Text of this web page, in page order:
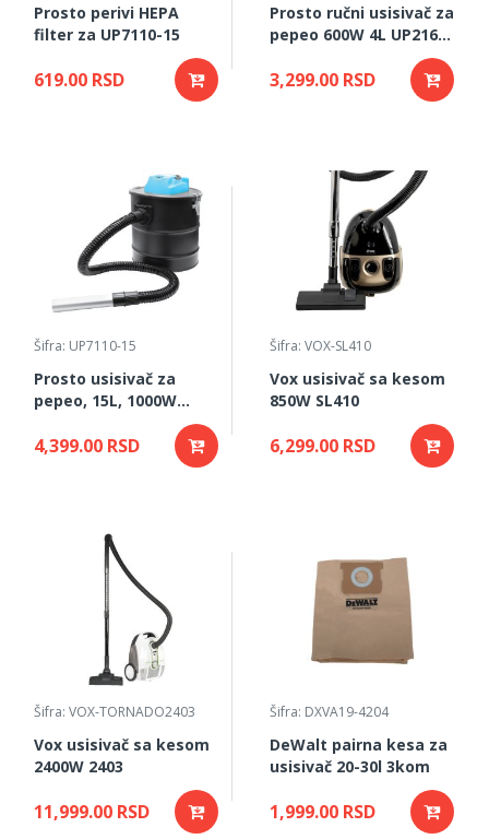
Prosto perivi HEPA
filter za UP7110-15
619.00 RSD
Prosto ručni usisivač za
pepeo 600W 4L UP2160-
3,299.00 RSD
Šifra: UP7110-15
Prosto usisivač za
pepeo, 15L, 1000W
4,399.00 RSD
Šifra: VOX-SL410
Vox usisivač sa kesom
850W SL410
6,299.00 RSD
Šifra: VOX-TORNADO2403
Vox usisivač sa kesom
2400W 2403
11,999.00 RSD
Šifra: DXVA19-4204
DeWalt pairna kesa za
usisivač 20-30l 3kom
1,999.00 RSD